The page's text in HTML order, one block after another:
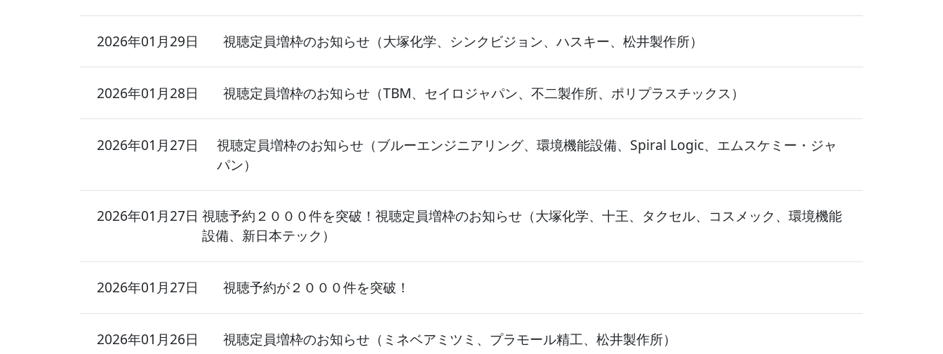
2026年01月29日 視聴定員増枠のお知らせ（大塚化学、シンクビジョン、ハスキー、松井製作所）
2026年01月28日 視聴定員増枠のお知らせ（TBM、セイロジャパン、不二製作所、ポリプラスチックス）
2026年01月27日
視聴定員増枠のお知らせ（ブルーエンジニアリング、環境機能設備、Spiral Logic、エムスケミー・ジャ
パン）
2026年01月27日 視聴予約２０００件を突破！視聴定員増枠のお知らせ（大塚化学、十王、タクセル、コスメック、環境機能
設備、新日本テック）
2026年01月27日 視聴予約が２０００件を突破！
2026年01月26日 視聴定員増枠のお知らせ（ミネベアミツミ、プラモール精工、松井製作所）